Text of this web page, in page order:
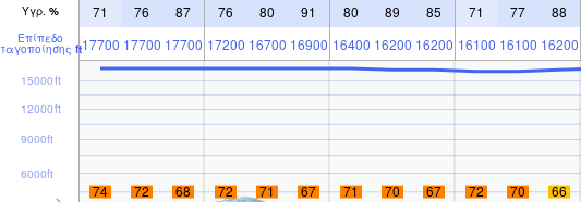
Υγρ. % 71 76 87 76 80 91 80 89 85 71 77 88
Επίπεδο
παγοποίησης ft17700 17700 17700 17200 16700 16900 16400 16200 16200 16100 16100 16200
6000ft
9000ft
12000ft
15000ft
74 72 68 72 71 67 71 70 67 72 70 66